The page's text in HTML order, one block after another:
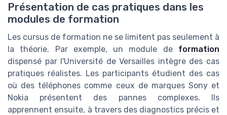
Présentation de cas pratiques dans les
modules de formation
Les cursus de formation ne se limitent pas seulement à
la théorie. Par exemple, un module de formation
dispensé par l'Université de Versailles intègre des cas
pratiques réalistes. Les participants étudient des cas
où des téléphones comme ceux de marques Sony et
Nokia présentent des pannes complexes. Ils
apprennent ensuite, à travers des diagnostics précis et